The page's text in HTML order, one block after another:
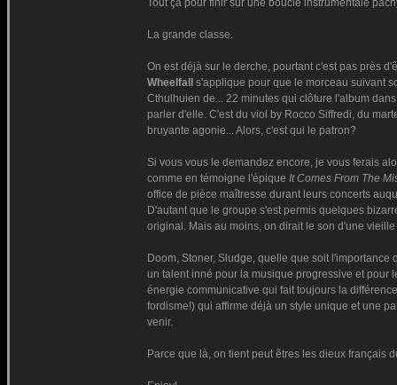
Tout ça pour finir sur une boucle instrumentale
La grande classe.
On est déjà sur le derche, pourtant c'est pas près
Wheelfall
s'applique pour que le morceau suivant
Cthulhuien de... 22 minutes qui clôture l'album
parler d'elle. C'est du viol by Rocco Siffredi, du
bruyante agonie... Alors, c'est qui le patron?
Si vous vous le demandez encore, je vous ferais
comme en témoigne l'épique It Comes From The
office de pièce maîtresse durant leurs concerts
D'autant que le groupe s'est permis quelques
original. Mais au moins, on dirait le son d'une
Doom, Stoner, Sludge, quelle que soit
un talent inné pour la musique progressive et pour
énergie communicative qui fait toujours la
fordisme!) qui affirme déjà un style unique et une
venir.
Parce que là, on tient peut êtres les dieux français